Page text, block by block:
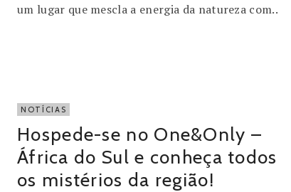
um lugar que mescla a energia da natureza com..
NOTÍCIAS
Hospede-se no One&Only –
África do Sul e conheça todos
os mistérios da região!